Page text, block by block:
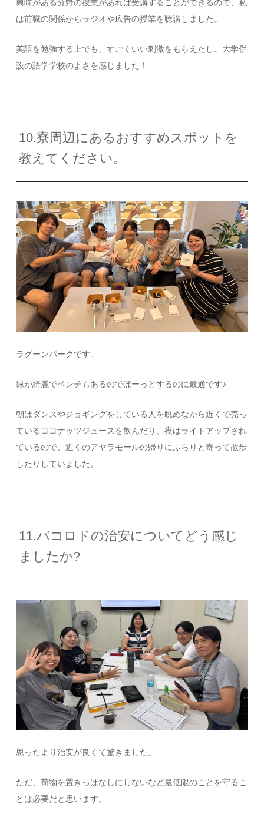
興味がある分野の授業があれば受講することができるので、私
は前職の関係からラジオや広告の授業を聴講しました。
英語を勉強する上でも、すごくいい刺激をもらえたし、大学併
設の語学学校のよさを感じました！
10.寮周辺にあるおすすめスポットを
教えてください。
ラグーンパークです。
緑が綺麗でベンチもあるのでぼーっとするのに最適です♪
朝はダンスやジョギングをしている人を眺めながら近くで売っ
ているココナッツジュースを飲んだり、夜はライトアップされ
ているので、近くのアヤラモールの帰りにふらりと寄って散歩
したりしていました。
11.バコロドの治安についてどう感じ
ましたか?
思ったより治安が良くて驚きました。
ただ、荷物を置きっぱなしにしないなど最低限のことを守るこ
とは必要だと思います。